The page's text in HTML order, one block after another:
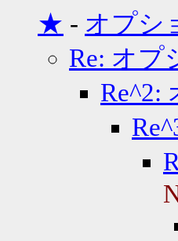
★ - オプシ
Re: オプ
Re^2: